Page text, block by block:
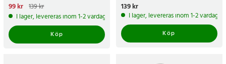
Nuvarande pris
pris:139 kr
99 kr 139 kr
I lager, levereras inom 1-2 vardagar
Köp
Pris:139 kr
139 kr
I lager, levereras inom 1-2 vardagar
Köp